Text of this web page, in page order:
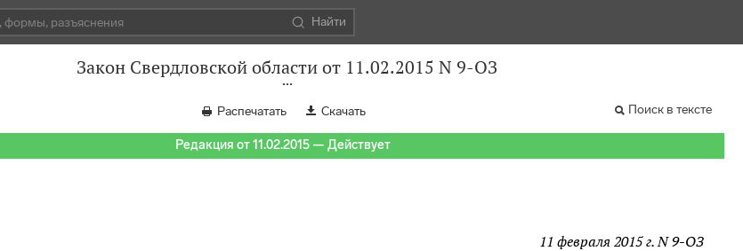
Найти
Закон Свердловской области от 11.02.2015 N 9-ОЗ
Распечатать Скачать Поиск в тексте
Редакция от 11.02.2015 — Действует
11 февраля 2015 г. N 9-ОЗ